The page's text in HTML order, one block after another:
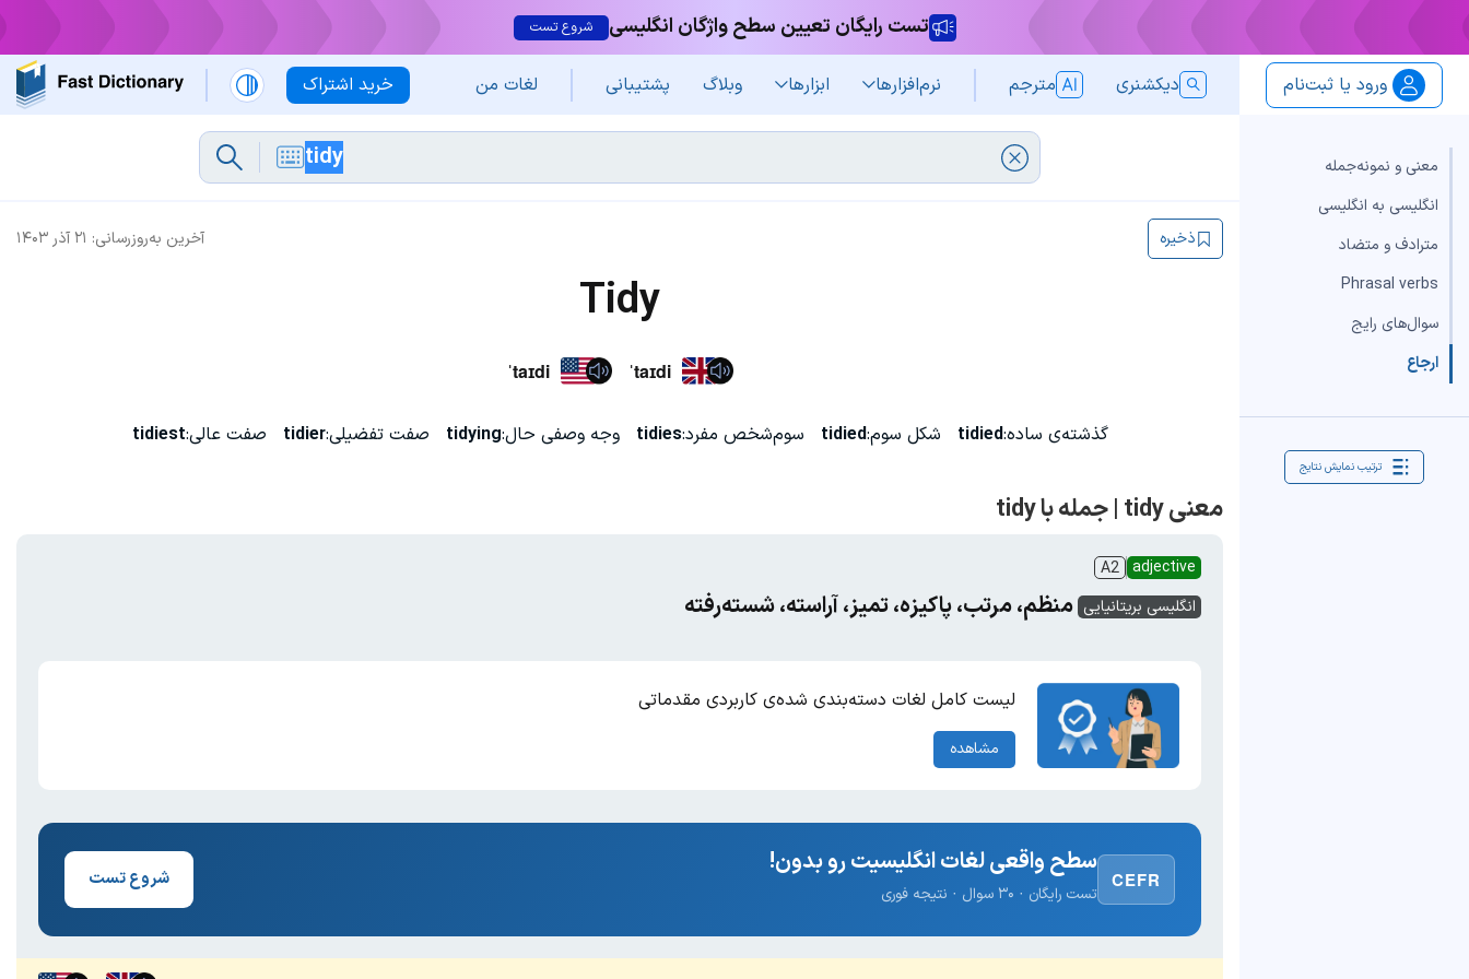
تست رایگان تعیین سطح واژگان انگلیسی شروع تست
خرید اشتراک ورود یا ثبت‌نام دیکشنری مترجم نرم‌افزار‌ها ابزارها وبلاگ پشتیبانی لغات من
معنی و نمونه‌جمله
انگلیسی به انگلیسی
مترادف و متضاد
Phrasal verbs
سوال‌های رایج
ارجاع
ترتیب نمایش نتایج
آخرین به‌روزرسانی: ۲۱ آذر ۱۴۰۳ ذخیره
Tidy
ˈtaɪdi ˈtaɪdi
گذشته‌ی ساده:tidied شکل سوم:tidied سوم‌شخص مفرد:tidies وجه وصفی حال:tidying صفت تفضیلی:tidier صفت عالی:tidiest
معنی tidy | جمله با tidy
adjective
A2
انگلیسی بریتانیایی منظم، مرتب، پاکیزه، تمیز، آراسته، شسته‌رفته
لیست کامل لغات دسته‌بندی شده‌ی کاربردی مقدماتی
مشاهده
CEFR
سطح واقعی لغات انگلیسیت رو بدون!
تست رایگان · ۳۰ سوال · نتیجه فوری
شروع تست